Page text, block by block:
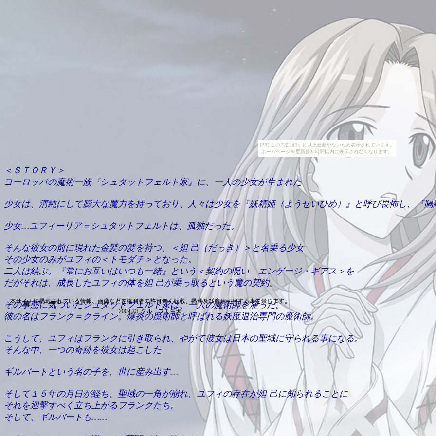
[PR] この広告は3ヶ月以上更新がないため表示されています。
ホームページを更新後24時間以内に表示されなくなります。
＜ＳＴＯＲＹ＞
ヨーロッパの魔術一族『シュタットフェルト家』に、一人の少女が生まれた
少女は、清純にして膨大な魔力を持っており、人々は少女を『妖精姫（ようせいひめ）』と呼び畏怖し、『隔
少女…ユフィーリア＝シュタットフェルトは、孤独だった。
そんな彼女の前に現れた金髪の髪を持つ、＜妲 己（だっき）＞と名乗る少女
その少女のみがユフィの＜トモダチ＞となった。
二人は結ぶ。『常にお互いはいつも一緒』という＜契約の呪い エンゲージ・ギアス＞を
だがそれは、成長したユフィの体を妲 己が乗っ取るという魔の契約。
その事態に気づいたシュタットフェルト家は、一人の魔術師を雇った。
彼の名はフランク＝クライン。爆炎の魔術師と呼ばれる妖魔退治専門の魔術師。
こうして、ユフィはフランクに引き取られ、やがて彼女は日本の聖域に守られる事になる。
そんな中、一つの奇跡を彼女は起こした
ギルバートという名の子を、世に産み出す…
そして１５年の月日が経ち、聖域の一角が崩れ、ユフィの存在が妲 己に知られることに
それを迎撃すべく立ち上がるフランクたち。
そして、ギルバートも……